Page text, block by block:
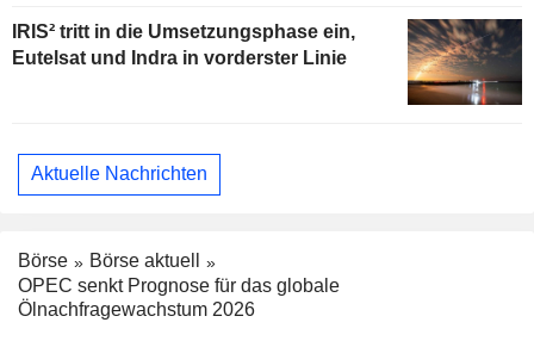
IRIS² tritt in die Umsetzungsphase ein,
Eutelsat und Indra in vorderster Linie
Aktuelle Nachrichten
Börse
Börse aktuell
OPEC senkt Prognose für das globale
Ölnachfragewachstum 2026